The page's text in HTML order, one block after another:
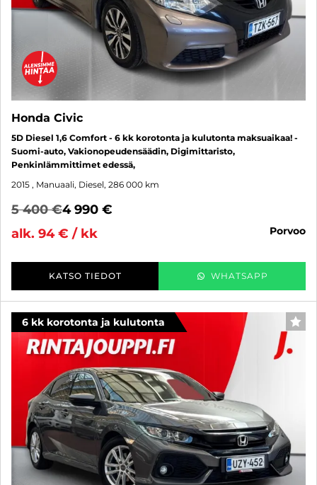
Honda Civic
5D Diesel 1,6 Comfort - 6 kk korotonta ja kulutonta maksuaikaa! -
Suomi-auto, Vakionopeudensäädin, Digimittaristo,
Penkinlämmittimet edessä,
2015 , Manuaali, Diesel, 286 000 km
5 400 €4 990 €
alk. 94 € / kk
porvoo
KATSO TIEDOT WHATSAPP
6 kk korotonta ja kulutonta